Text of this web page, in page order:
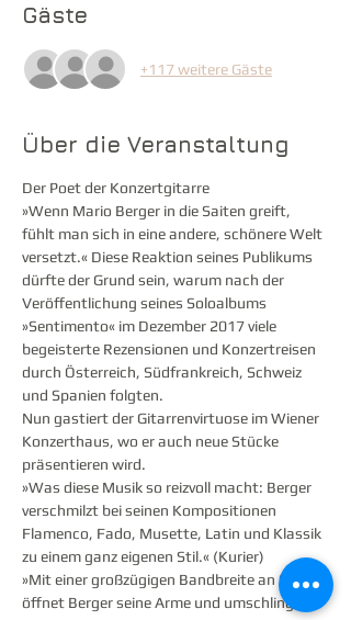
Gäste
+117 weitere Gäste
Über die Veranstaltung
Der Poet der Konzertgitarre
»Wenn Mario Berger in die Saiten greift,
fühlt man sich in eine andere, schönere Welt
versetzt.« Diese Reaktion seines Publikums
dürfte der Grund sein, warum nach der
Veröffentlichung seines Soloalbums
»Sentimento« im Dezember 2017 viele
begeisterte Rezensionen und Konzertreisen
durch Österreich, Südfrankreich, Schweiz
und Spanien folgten.
Nun gastiert der Gitarrenvirtuose im Wiener
Konzerthaus, wo er auch neue Stücke
präsentieren wird.
»Was diese Musik so reizvoll macht: Berger
verschmilzt bei seinen Kompositionen
Flamenco, Fado, Musette, Latin und Klassik
zu einem ganz eigenen Stil.« (Kurier)
»Mit einer großzügigen Bandbreite an Stilen
öffnet Berger seine Arme und umschlingt